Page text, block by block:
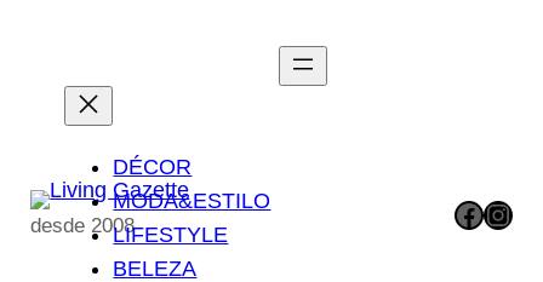
conteúdo
desde 2008
DÉCOR
MODA&ESTILO
LIFESTYLE
BELEZA
Facebook Instagram